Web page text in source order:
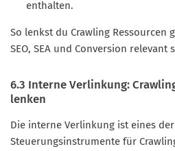
enthalten.
So lenkst du Crawling Ressourcen
SEO, SEA und Conversion relevant
6.3 Interne Verlinkung:
lenken
Die interne Verlinkung ist eines
Steuerungsinstrumente für